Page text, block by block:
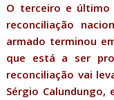
O terceiro e último
reconciliação
armado terminou
que está a ser
reconciliação vai
Sérgio